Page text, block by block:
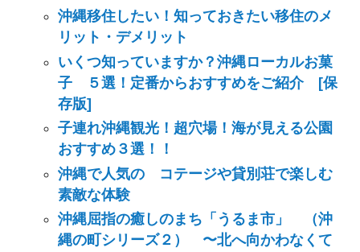
沖縄移住したい！知っておきたい移住のメ
リット・デメリット
いくつ知っていますか？沖縄ローカルお菓
子 ５選！定番からおすすめをご紹介 [保
存版]
子連れ沖縄観光！超穴場！海が見える公園
おすすめ３選！！
沖縄で人気の コテージや貸別荘で楽しむ
素敵な体験
沖縄屈指の癒しのまち「うるま市」 （沖
縄の町シリーズ２） 〜北へ向かわなくて